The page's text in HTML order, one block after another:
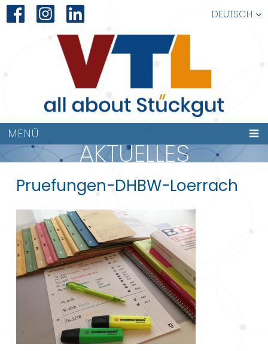
DEUTSCH
MENÜ
AKTUELLES
Pruefungen-DHBW-Loerrach